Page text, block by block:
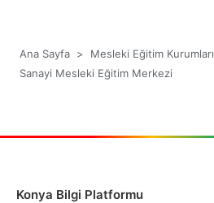
Ana Sayfa > Mesleki Eğitim Kurumları
Sanayi Mesleki Eğitim Merkezi
Konya Bilgi Platformu